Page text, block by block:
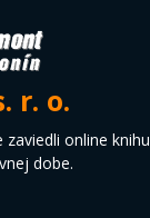
r. o.
online
dobe.